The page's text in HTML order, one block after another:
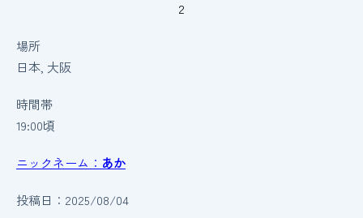
2
場所
日本, 大阪
時間帯
19:00頃
ニックネーム： あか
投稿日：2025/08/04